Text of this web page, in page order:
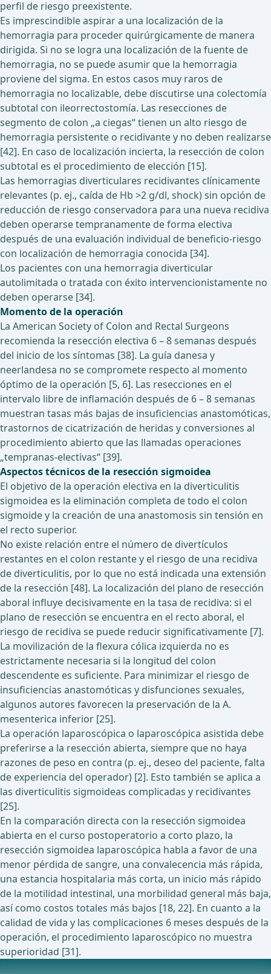
perfil de riesgo preexistente.
Es imprescindible aspirar a una localización de la
hemorragia para proceder quirúrgicamente de manera
dirigida. Si no se logra una localización de la fuente de
hemorragia, no se puede asumir que la hemorragia
proviene del sigma. En estos casos muy raros de
hemorragia no localizable, debe discutirse una colectomía
subtotal con ileorrectostomía. Las resecciones de
segmento de colon „a ciegas“ tienen un alto riesgo de
hemorragia persistente o recidivante y no deben realizarse
[42]. En caso de localización incierta, la resección de colon
subtotal es el procedimiento de elección [15].
Las hemorragias diverticulares recidivantes clínicamente
relevantes (p. ej., caída de Hb >2 g/dl, shock) sin opción de
reducción de riesgo conservadora para una nueva recidiva
deben operarse tempranamente de forma electiva
después de una evaluación individual de beneficio-riesgo
con localización de hemorragia conocida [34].
Los pacientes con una hemorragia diverticular
autolimitada o tratada con éxito intervencionistamente no
deben operarse [34].
Momento de la operación
La American Society of Colon and Rectal Surgeons
recomienda la resección electiva 6 – 8 semanas después
del inicio de los síntomas [38]. La guía danesa y
neerlandesa no se compromete respecto al momento
óptimo de la operación [5, 6]. Las resecciones en el
intervalo libre de inflamación después de 6 – 8 semanas
muestran tasas más bajas de insuficiencias anastomóticas,
trastornos de cicatrización de heridas y conversiones al
procedimiento abierto que las llamadas operaciones
„tempranas-electivas“ [39].
Aspectos técnicos de la resección sigmoidea
El objetivo de la operación electiva en la diverticulitis
sigmoidea es la eliminación completa de todo el colon
sigmoide y la creación de una anastomosis sin tensión en
el recto superior.
No existe relación entre el número de divertículos
restantes en el colon restante y el riesgo de una recidiva
de diverticulitis, por lo que no está indicada una extensión
de la resección [48]. La localización del plano de resección
aboral influye decisivamente en la tasa de recidiva: si el
plano de resección se encuentra en el recto aboral, el
riesgo de recidiva se puede reducir significativamente [7].
La movilización de la flexura cólica izquierda no es
estrictamente necesaria si la longitud del colon
descendente es suficiente. Para minimizar el riesgo de
insuficiencias anastomóticas y disfunciones sexuales,
algunos autores favorecen la preservación de la A.
mesenterica inferior [25].
La operación laparoscópica o laparoscópica asistida debe
preferirse a la resección abierta, siempre que no haya
razones de peso en contra (p. ej., deseo del paciente, falta
de experiencia del operador) [2]. Esto también se aplica a
las diverticulitis sigmoideas complicadas y recidivantes
[25].
En la comparación directa con la resección sigmoidea
abierta en el curso postoperatorio a corto plazo, la
resección sigmoidea laparoscópica habla a favor de una
menor pérdida de sangre, una convalecencia más rápida,
una estancia hospitalaria más corta, un inicio más rápido
de la motilidad intestinal, una morbilidad general más baja,
así como costos totales más bajos [18, 22]. En cuanto a la
calidad de vida y las complicaciones 6 meses después de la
operación, el procedimiento laparoscópico no muestra
superioridad [31].
Estudios actuales sobre este tema